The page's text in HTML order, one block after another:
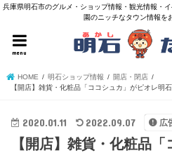
兵庫県明石市のグルメ・ショップ情報・観光情報・
園のニッチなタウン情報を
menu
HOME 明石ショップ情報
開店・閉店
【開店】雑貨・化粧品「ココシュカ」がピオレ明
2020.01.11 2022.09.07 広
【開店】雑貨・化粧品